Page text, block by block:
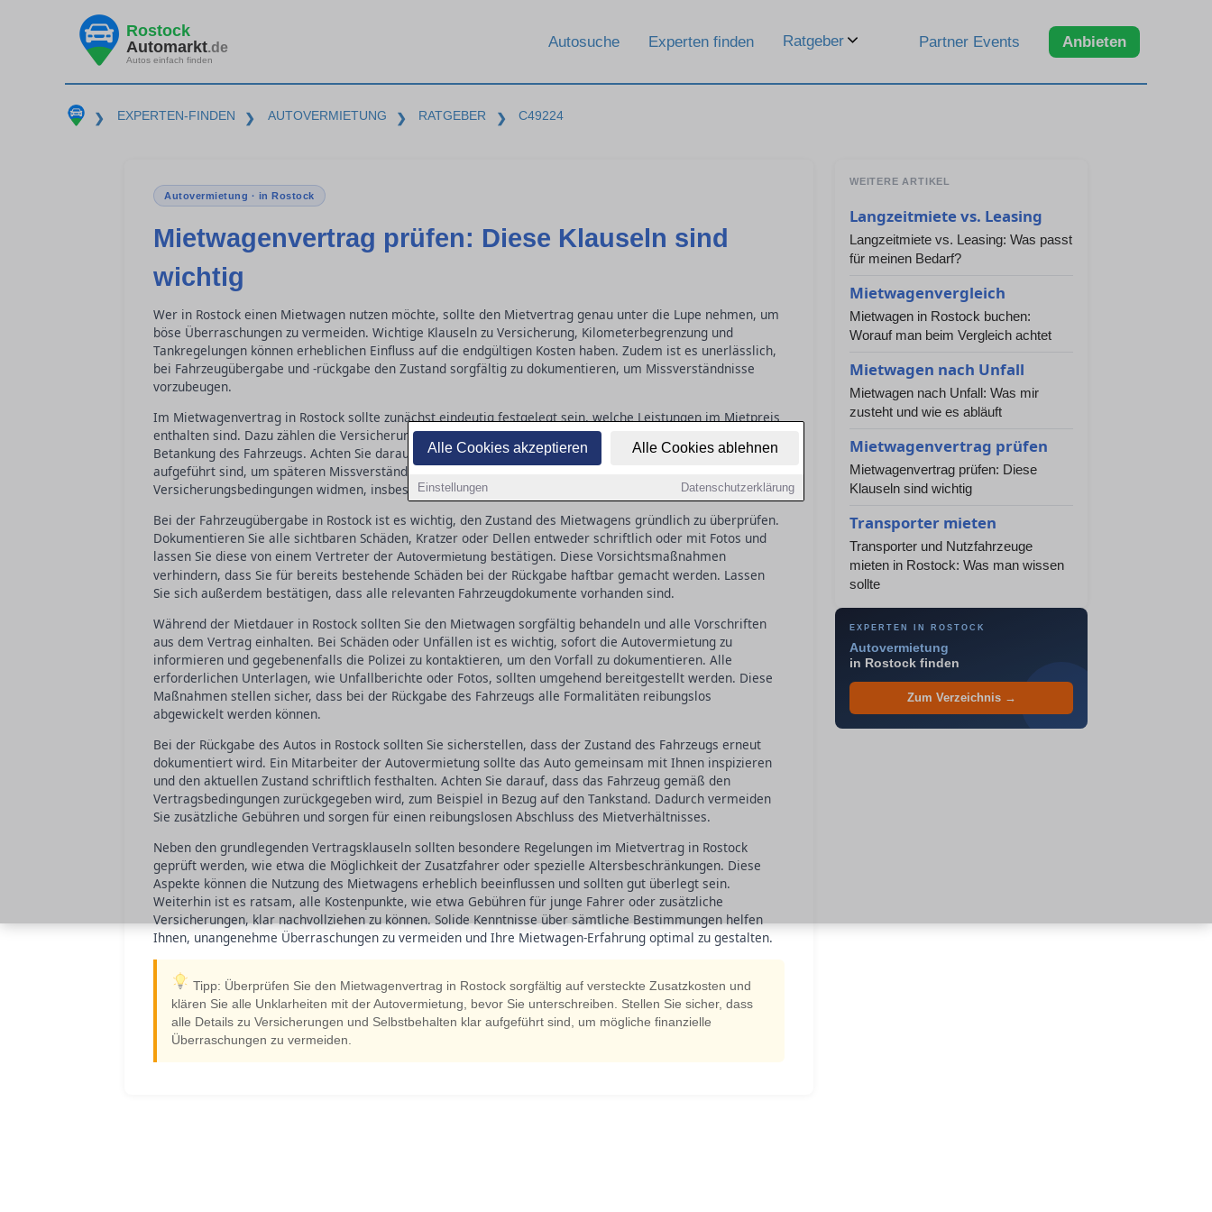
Alle Cookies akzeptieren Alle Cookies ablehnen
Einstellungen Datenschutzerklärung
Rostock
Automarkt.de
Autos einfach finden
Autosuche Experten finden Ratgeber Partner Events Anbieten
❯ EXPERTEN-FINDEN ❯ AUTOVERMIETUNG ❯ RATGEBER ❯ C49224
Autovermietung · in Rostock
Mietwagenvertrag prüfen: Diese Klauseln sind
wichtig
Wer in Rostock einen Mietwagen nutzen möchte, sollte den Mietvertrag genau unter die Lupe nehmen, um
böse Überraschungen zu vermeiden. Wichtige Klauseln zu Versicherung, Kilometerbegrenzung und
Tankregelungen können erheblichen Einfluss auf die endgültigen Kosten haben. Zudem ist es unerlässlich,
bei Fahrzeugübergabe und -rückgabe den Zustand sorgfältig zu dokumentieren, um Missverständnisse
vorzubeugen.
Im Mietwagenvertrag in Rostock sollte zunächst eindeutig festgelegt sein, welche Leistungen im Mietpreis
enthalten sind. Dazu zählen die Versicherungspakete, die gefahrenen Kilometer und die Regelungen zur
Betankung des Fahrzeugs. Achten Sie darauf, dass im Vertrag alle wesentlichen Informationen transparent
aufgeführt sind, um späteren Missverständnissen vorzubeugen. Besondere Aufmerksamkeit sollten Sie den
Versicherungsbedingungen widmen, insbesondere dem Selbstbehalt im Schadensfall.
Bei der Fahrzeugübergabe in Rostock ist es wichtig, den Zustand des Mietwagens gründlich zu überprüfen.
Dokumentieren Sie alle sichtbaren Schäden, Kratzer oder Dellen entweder schriftlich oder mit Fotos und
lassen Sie diese von einem Vertreter der Autovermietung bestätigen. Diese Vorsichtsmaßnahmen
verhindern, dass Sie für bereits bestehende Schäden bei der Rückgabe haftbar gemacht werden. Lassen
Sie sich außerdem bestätigen, dass alle relevanten Fahrzeugdokumente vorhanden sind.
Während der Mietdauer in Rostock sollten Sie den Mietwagen sorgfältig behandeln und alle Vorschriften
aus dem Vertrag einhalten. Bei Schäden oder Unfällen ist es wichtig, sofort die Autovermietung zu
informieren und gegebenenfalls die Polizei zu kontaktieren, um den Vorfall zu dokumentieren. Alle
erforderlichen Unterlagen, wie Unfallberichte oder Fotos, sollten umgehend bereitgestellt werden. Diese
Maßnahmen stellen sicher, dass bei der Rückgabe des Fahrzeugs alle Formalitäten reibungslos
abgewickelt werden können.
Bei der Rückgabe des Autos in Rostock sollten Sie sicherstellen, dass der Zustand des Fahrzeugs erneut
dokumentiert wird. Ein Mitarbeiter der Autovermietung sollte das Auto gemeinsam mit Ihnen inspizieren
und den aktuellen Zustand schriftlich festhalten. Achten Sie darauf, dass das Fahrzeug gemäß den
Vertragsbedingungen zurückgegeben wird, zum Beispiel in Bezug auf den Tankstand. Dadurch vermeiden
Sie zusätzliche Gebühren und sorgen für einen reibungslosen Abschluss des Mietverhältnisses.
Neben den grundlegenden Vertragsklauseln sollten besondere Regelungen im Mietvertrag in Rostock
geprüft werden, wie etwa die Möglichkeit der Zusatzfahrer oder spezielle Altersbeschränkungen. Diese
Aspekte können die Nutzung des Mietwagens erheblich beeinflussen und sollten gut überlegt sein.
Weiterhin ist es ratsam, alle Kostenpunkte, wie etwa Gebühren für junge Fahrer oder zusätzliche
Versicherungen, klar nachvollziehen zu können. Solide Kenntnisse über sämtliche Bestimmungen helfen
Ihnen, unangenehme Überraschungen zu vermeiden und Ihre Mietwagen-Erfahrung optimal zu gestalten.
Tipp: Überprüfen Sie den Mietwagenvertrag in Rostock sorgfältig auf versteckte Zusatzkosten und
klären Sie alle Unklarheiten mit der Autovermietung, bevor Sie unterschreiben. Stellen Sie sicher, dass
alle Details zu Versicherungen und Selbstbehalten klar aufgeführt sind, um mögliche finanzielle
Überraschungen zu vermeiden.
WEITERE ARTIKEL
Langzeitmiete vs. Leasing
Langzeitmiete vs. Leasing: Was passt
für meinen Bedarf?
Mietwagenvergleich
Mietwagen in Rostock buchen:
Worauf man beim Vergleich achtet
Mietwagen nach Unfall
Mietwagen nach Unfall: Was mir
zusteht und wie es abläuft
Mietwagenvertrag prüfen
Mietwagenvertrag prüfen: Diese
Klauseln sind wichtig
Transporter mieten
Transporter und Nutzfahrzeuge
mieten in Rostock: Was man wissen
sollte
EXPERTEN IN ROSTOCK
Autovermietung
in Rostock finden
Zum Verzeichnis →